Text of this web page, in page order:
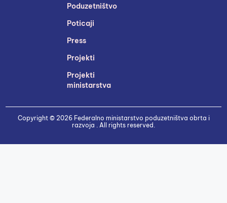
Poduzetništvo
Poticaji
Press
Projekti
Projekti
ministarstva
Copyright © 2026 Federalno ministarstvo poduzetništva obrta i
razvoja . All rights reserved.